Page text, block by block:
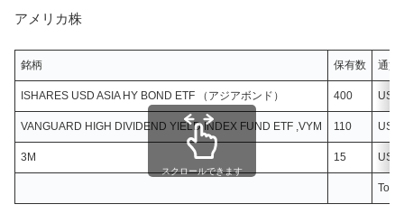
アメリカ株
銘柄 保有数 通貨
ISHARES USD ASIA HY BOND ETF （アジアボンド） 400 USD
VANGUARD HIGH DIVIDEND YIELD INDEX FUND ETF ,VYM 110 USD
3M 15 USD
Total
スクロールできます